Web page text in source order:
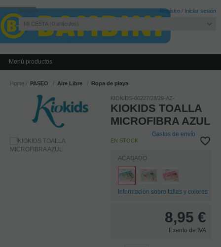
Invitado Registro / Iniciar sesión
MI CESTA 0 artículos
Menú productos
Home PASEO Aire Libre Ropa de playa
KIOKIDS-06227/28/29-AZ-
KIOKIDS TOALLA
MICROFIBRA AZUL
EN STOCK
Gastos de envío
ACABADO
Información sobre tallas y colores
8,95 €
Exento de IVA